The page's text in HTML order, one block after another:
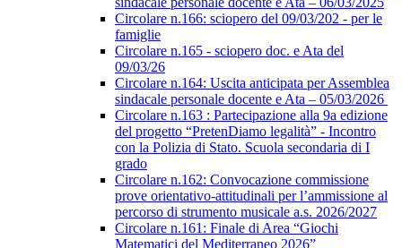
Circolare n.166: sciopero del 09/03/202 - per le
famiglie
Circolare n.165 - sciopero doc. e Ata del
09/03/26
Circolare n.164: Uscita anticipata per Assemblea
sindacale personale docente e Ata – 05/03/2026
Circolare n.163 : Partecipazione alla 9a edizione
del progetto “PretenDiamo legalità” - Incontro
con la Polizia di Stato. Scuola secondaria di I
grado
Circolare n.162: Convocazione commissione
prove orientativo-attitudinali per l’ammissione al
percorso di strumento musicale a.s. 2026/2027
Circolare n.161: Finale di Area “Giochi
Matematici del Mediterraneo 2026”